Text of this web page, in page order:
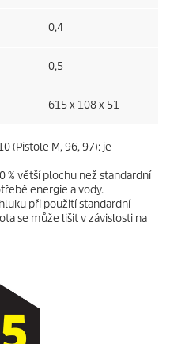
0,4
0,5
615 x 108 x 51
(Pistole M, 96, 97): je
% větší plochu než standardní
energie a vody.
při použití standardní
se může lišit v závislosti na